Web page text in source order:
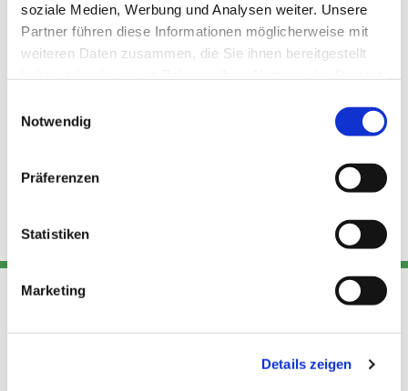
soziale Medien, Werbung und Analysen weiter. Unsere
Partner führen diese Informationen möglicherweise mit
weiteren Daten zusammen, die Sie ihnen bereitgestellt
Notwendig
Präferenzen
Statistiken
Marketing
Details zeigen
Adresse
Kont
Links